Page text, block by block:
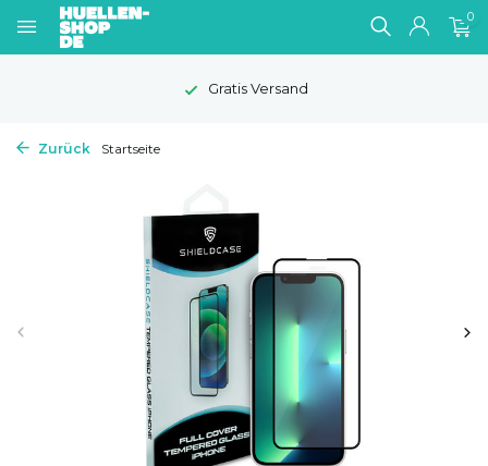
0
Gratis Versand
Zurück Startseite